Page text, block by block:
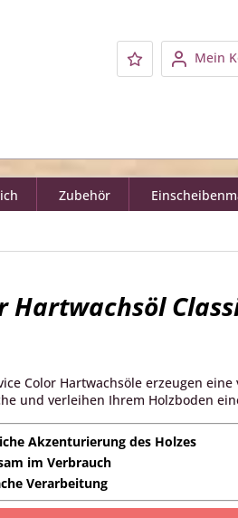
Mein
Zubehör
Hartwachsöl
Color Hartwachsöle erzeugen
und verleihen Ihrem Holzboden
Akzenturierung des Holzes
im Verbrauch
Verarbeitung